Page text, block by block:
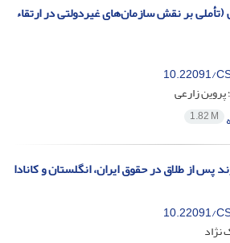
بر نقش سازمان‌های غیردولتی در ارتقاء
10.22091/
زارعی
1.82 M
پس از طلاق در حقوق ایران، ‌‌انگلستان و کانادا
10.22091/
نژاد